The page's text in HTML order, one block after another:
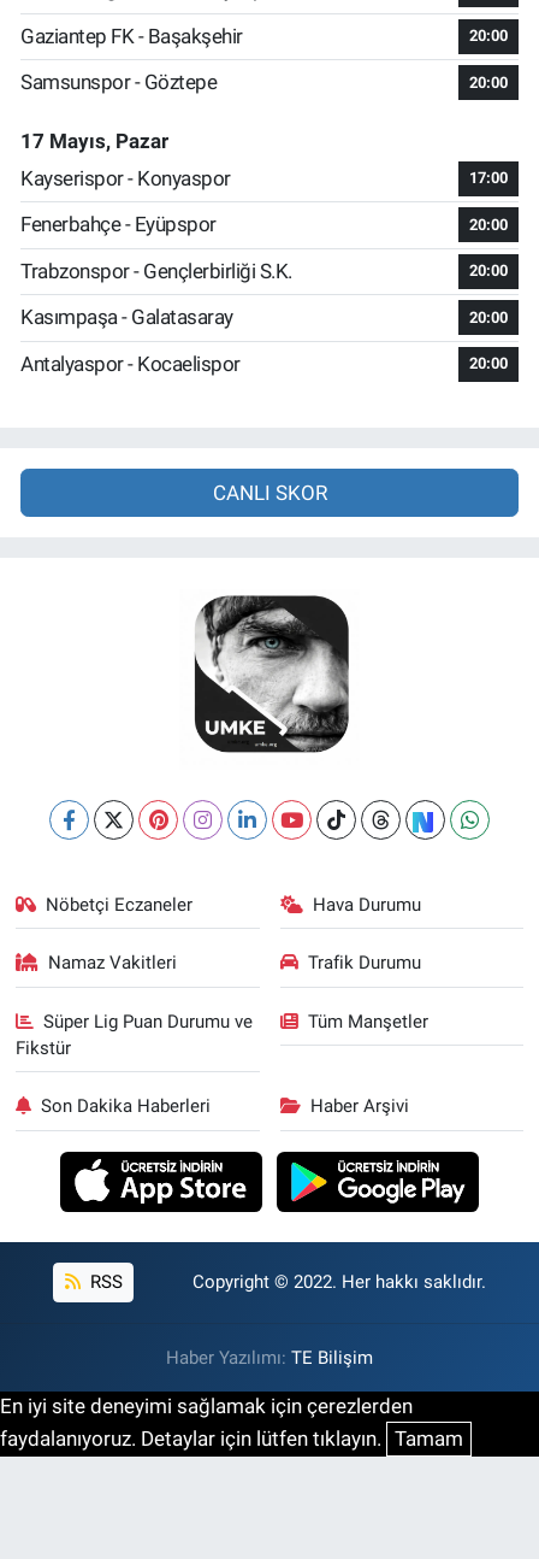
Gaziantep FK - Başakşehir 20:00
Samsunspor - Göztepe 20:00
17 Mayıs, Pazar
Kayserispor - Konyaspor
17:00
Fenerbahçe - Eyüpspor 20:00
Trabzonspor - Gençlerbirliği S.K. 20:00
Kasımpaşa - Galatasaray 20:00
Antalyaspor - Kocaelispor 20:00
CANLI SKOR
Nöbetçi Eczaneler Hava Durumu
Namaz Vakitleri Trafik Durumu
Süper Lig Puan Durumu ve
Fikstür
Tüm Manşetler
Son Dakika Haberleri Haber Arşivi
RSS Copyright © 2022. Her hakkı saklıdır.
Haber Yazılımı: TE Bilişim
En iyi site deneyimi sağlamak için çerezlerden
faydalanıyoruz. Detaylar için lütfen tıklayın. Tamam